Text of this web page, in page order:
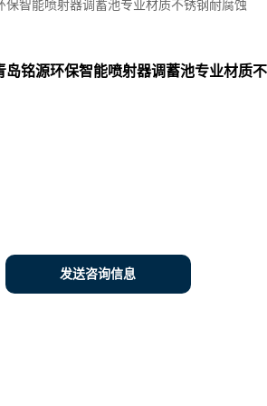
智能喷射器调蓄池专业材质不锈钢耐腐蚀
铭源环保智能喷射器调蓄池专业材质
发送咨询信息